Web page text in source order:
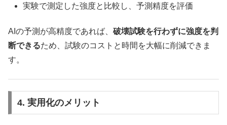
実験で測定した強度と比較し、予測精度を評価
AIの予測が高精度であれば、 破壊試験を行わずに強度を判
断できるため、試験のコストと時間を大幅に削減できま
す。
4. 実用化のメリット